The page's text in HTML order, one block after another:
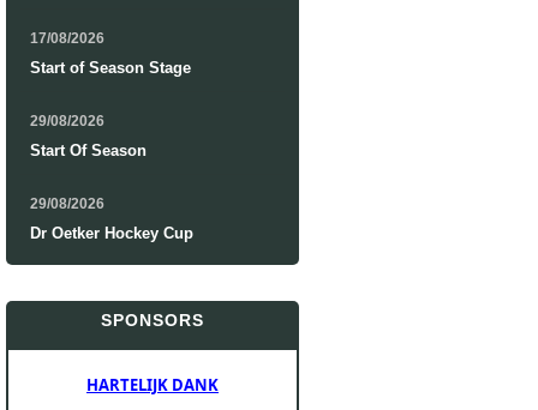
17/08/2026
Start of Season Stage
29/08/2026
Start Of Season
29/08/2026
Dr Oetker Hockey Cup
SPONSORS
HARTELIJK DANK